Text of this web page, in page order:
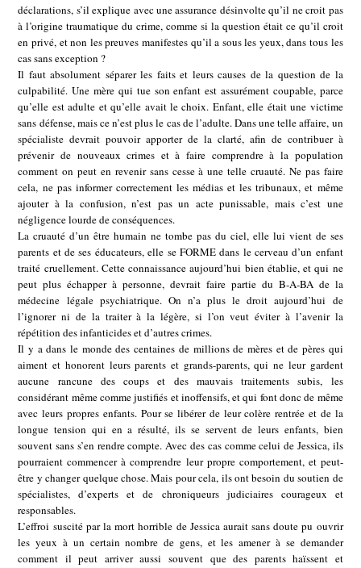
déclarations, s’il explique avec une assurance désinvolte qu’il ne croit pas
à l’origine traumatique du crime, comme si la question était ce qu’il croit
en privé, et non les preuves manifestes qu’il a sous les yeux, dans tous les
cas sans exception ?
Il faut absolument séparer les faits et leurs causes de la question de la
culpabilité. Une mère qui tue son enfant est assurément coupable, parce
qu’elle est adulte et qu’elle avait le choix. Enfant, elle était une victime
sans défense, mais ce n’est plus le cas de l’adulte. Dans une telle affaire, un
spécialiste devrait pouvoir apporter de la clarté, afin de contribuer à
prévenir de nouveaux crimes et à faire comprendre à la population
comment on peut en revenir sans cesse à une telle cruauté. Ne pas faire
cela, ne pas informer correctement les médias et les tribunaux, et même
ajouter à la confusion, n’est pas un acte punissable, mais c’est une
négligence lourde de conséquences.
La cruauté d’un être humain ne tombe pas du ciel, elle lui vient de ses
parents et de ses éducateurs, elle se FORME dans le cerveau d’un enfant
traité cruellement. Cette connaissance aujourd’hui bien établie, et qui ne
peut plus échapper à personne, devrait faire partie du B-A-BA de la
médecine légale psychiatrique. On n’a plus le droit aujourd’hui de
l’ignorer ni de la traiter à la légère, si l’on veut éviter à l’avenir la
répétition des infanticides et d’autres crimes.
Il y a dans le monde des centaines de millions de mères et de pères qui
aiment et honorent leurs parents et grands-parents, qui ne leur gardent
aucune rancune des coups et des mauvais traitements subis, les
considérant même comme justifiés et inoffensifs, et qui font donc de même
avec leurs propres enfants. Pour se libérer de leur colère rentrée et de la
longue tension qui en a résulté, ils se servent de leurs enfants, bien
souvent sans s’en rendre compte. Avec des cas comme celui de Jessica, ils
pourraient commencer à comprendre leur propre comportement, et peut-
être y changer quelque chose. Mais pour cela, ils ont besoin du soutien de
spécialistes, d’experts et de chroniqueurs judiciaires courageux et
responsables.
L’effroi suscité par la mort horrible de Jessica aurait sans doute pu ouvrir
les yeux à un certain nombre de gens, et les amener à se demander
comment il peut arriver aussi souvent que des parents haïssent et